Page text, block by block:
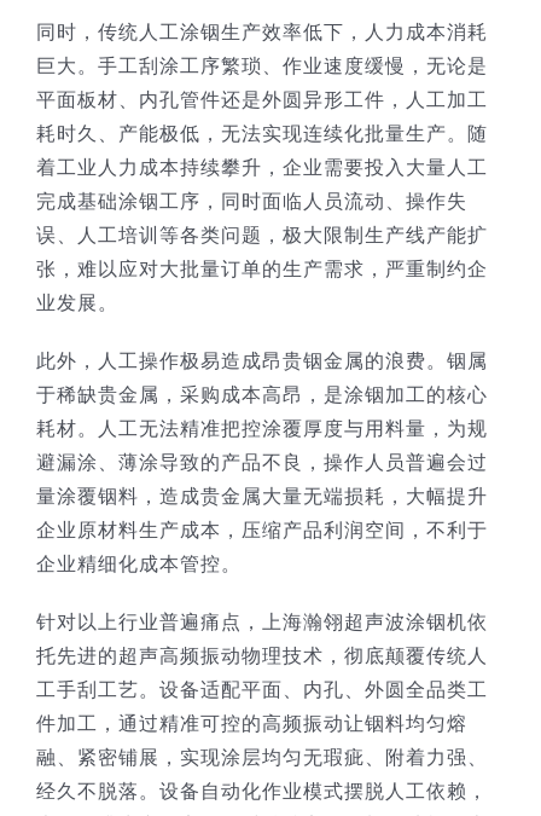
同时，传统人工涂铟生产效率低下，人力成本消耗
巨大。手工刮涂工序繁琐、作业速度缓慢，无论是
平面板材、内孔管件还是外圆异形工件，人工加工
耗时久、产能极低，无法实现连续化批量生产。随
着工业人力成本持续攀升，企业需要投入大量人工
完成基础涂铟工序，同时面临人员流动、操作失
误、人工培训等各类问题，极大限制生产线产能扩
张，难以应对大批量订单的生产需求，严重制约企
业发展。
此外，人工操作极易造成昂贵铟金属的浪费。铟属
于稀缺贵金属，采购成本高昂，是涂铟加工的核心
耗材。人工无法精准把控涂覆厚度与用料量，为规
避漏涂、薄涂导致的产品不良，操作人员普遍会过
量涂覆铟料，造成贵金属大量无端损耗，大幅提升
企业原材料生产成本，压缩产品利润空间，不利于
企业精细化成本管控。
针对以上行业普遍痛点，上海瀚翎超声波涂铟机依
托先进的超声高频振动物理技术，彻底颠覆传统人
工手刮工艺。设备适配平面、内孔、外圆全品类工
件加工，通过精准可控的高频振动让铟料均匀熔
融、紧密铺展，实现涂层均匀无瑕疵、附着力强、
经久不脱落。设备自动化作业模式摆脱人工依赖，